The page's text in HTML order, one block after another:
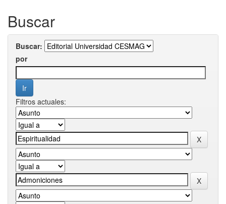
Buscar
Buscar:
por
Filtros actuales: